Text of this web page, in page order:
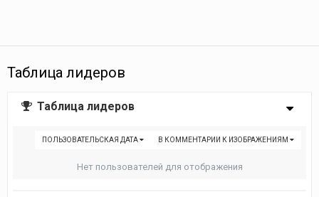
Таблица лидеров
Таблица лидеров
В КОММЕНТАРИИ К ИЗОБРАЖЕНИЯМ
ПОЛЬЗОВАТЕЛЬСКАЯ ДАТА
Нет пользователей для отображения